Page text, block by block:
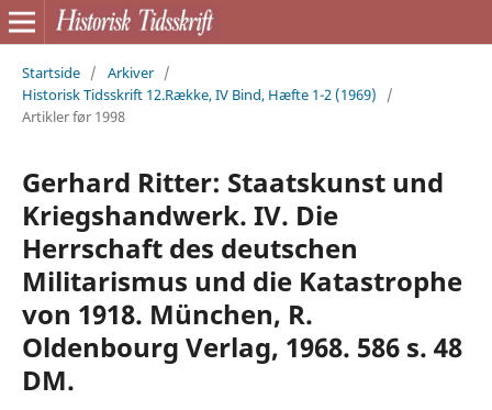
Startside / Arkiver /
Historisk Tidsskrift 12.Række, IV Bind, Hæfte 1-2 (1969)
/
Artikler før 1998
Gerhard Ritter: Staatskunst und
Kriegshandwerk. IV. Die
Herrschaft des deutschen
Militarismus und die Katastrophe
von 1918. München, R.
Oldenbourg Verlag, 1968. 586 s. 48
DM.